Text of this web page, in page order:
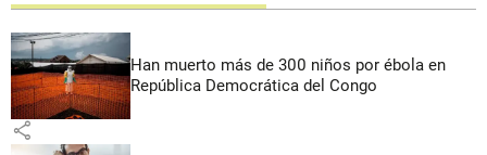
Han muerto más de 300 niños por ébola en
República Democrática del Congo
share